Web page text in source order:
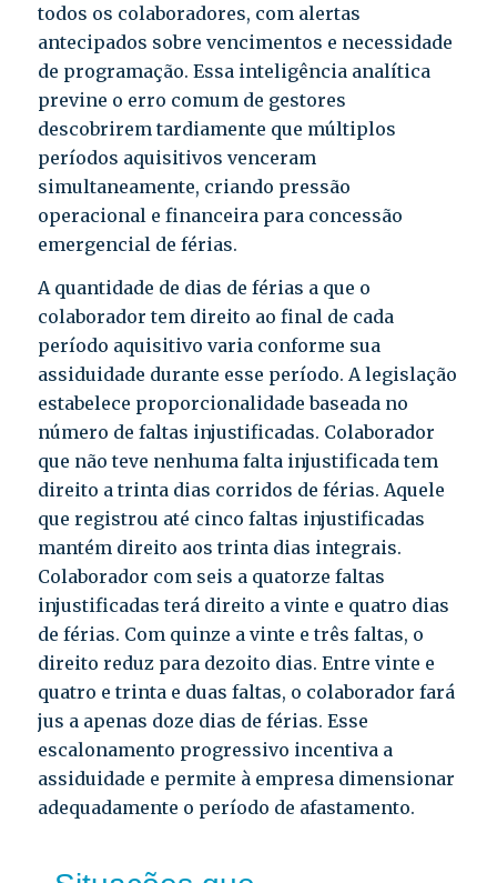
todos os colaboradores, com alertas
antecipados sobre vencimentos e necessidade
de programação. Essa inteligência analítica
previne o erro comum de gestores
descobrirem tardiamente que múltiplos
períodos aquisitivos venceram
simultaneamente, criando pressão
operacional e financeira para concessão
emergencial de férias.
A quantidade de dias de férias a que o
colaborador tem direito ao final de cada
período aquisitivo varia conforme sua
assiduidade durante esse período. A legislação
estabelece proporcionalidade baseada no
número de faltas injustificadas. Colaborador
que não teve nenhuma falta injustificada tem
direito a trinta dias corridos de férias. Aquele
que registrou até cinco faltas injustificadas
mantém direito aos trinta dias integrais.
Colaborador com seis a quatorze faltas
injustificadas terá direito a vinte e quatro dias
de férias. Com quinze a vinte e três faltas, o
direito reduz para dezoito dias. Entre vinte e
quatro e trinta e duas faltas, o colaborador fará
jus a apenas doze dias de férias. Esse
escalonamento progressivo incentiva a
assiduidade e permite à empresa dimensionar
adequadamente o período de afastamento.